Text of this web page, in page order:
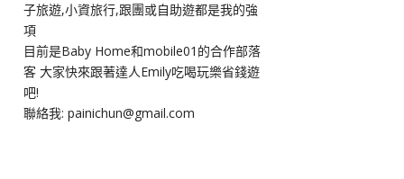
子旅遊,小資旅行,跟團或自助遊都是我的強
項
目前是Baby Home和mobile01的合作部落
客 大家快來跟著達人Emily吃喝玩樂省錢遊
吧!
聯絡我: painichun@gmail.com